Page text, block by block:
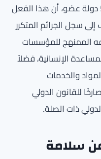
وأوضحت المنظمة، التي تضم 57 دولة عضو، أن هذا الفعل
سجل الجرائم المتكرر
الممنهج للمؤسسات
الإنسانية، فضلاً
والخدمات
للقانون الدولي
ذات الصلة.
سلامة